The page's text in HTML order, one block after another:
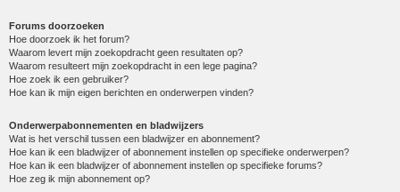
Forums doorzoeken
Hoe doorzoek ik het forum?
Waarom levert mijn zoekopdracht geen resultaten op?
Waarom resulteert mijn zoekopdracht in een lege pagina?
Hoe zoek ik een gebruiker?
Hoe kan ik mijn eigen berichten en onderwerpen vinden?
Onderwerpabonnementen en bladwijzers
Wat is het verschil tussen een bladwijzer en abonnement?
Hoe kan ik een bladwijzer of abonnement instellen op specifieke onderwerpen?
Hoe kan ik een bladwijzer of abonnement instellen op specifieke forums?
Hoe zeg ik mijn abonnement op?